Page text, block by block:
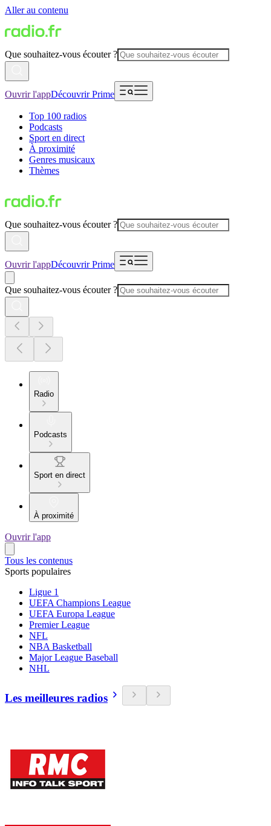
Aller au contenu
Que souhaitez-vous écouter ?
Ouvrir l'appDécouvrir Prime
Top 100 radios
Podcasts
Sport en direct
À proximité
Genres musicaux
Thèmes
Que souhaitez-vous écouter ?
Ouvrir l'appDécouvrir Prime
Que souhaitez-vous écouter ?
Radio
Podcasts
Sport en direct
À proximité
Ouvrir l'app
Tous les contenus
Sports populaires
Ligue 1
UEFA Champions League
UEFA Europa League
Premier League
NFL
NBA Basketball
Major League Baseball
NHL
Les meilleures radios